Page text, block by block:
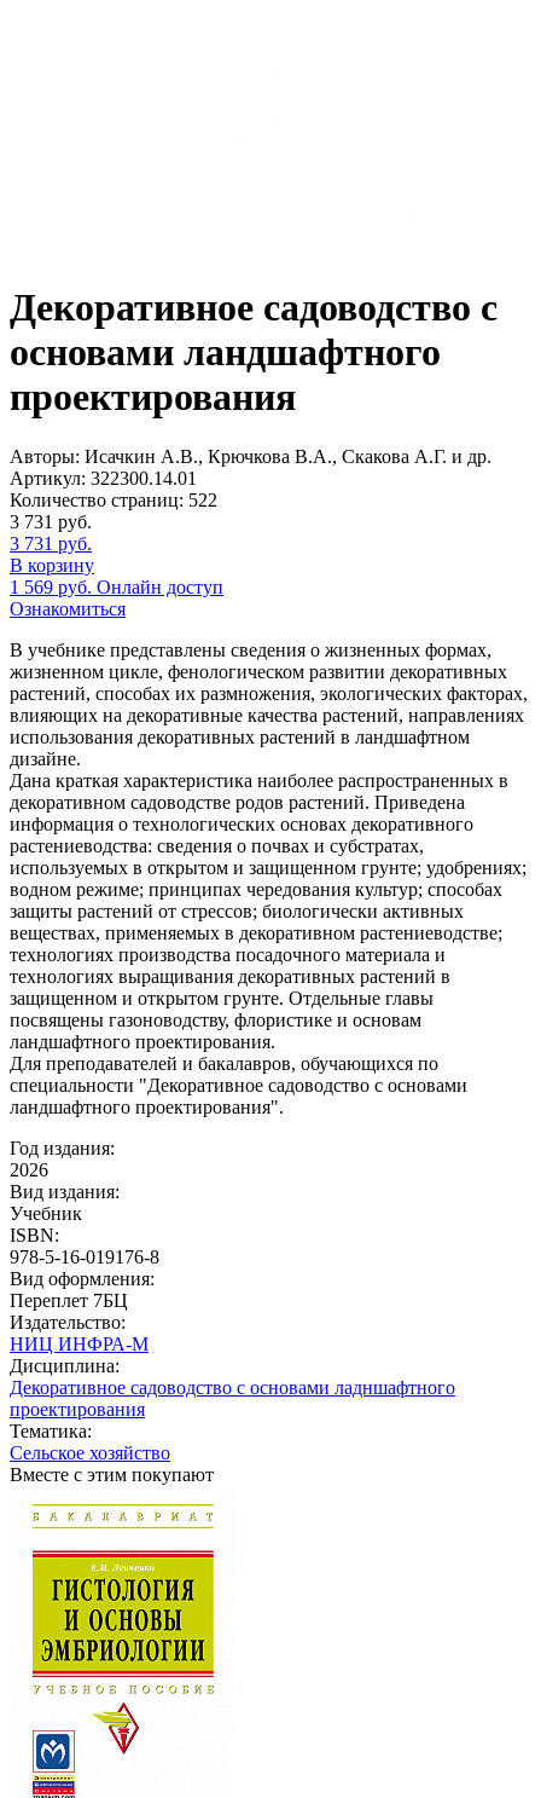
Декоративное садоводство с
основами ландшафтного
проектирования
Авторы: Исачкин А.В., Крючкова В.А., Скакова А.Г. и др.
Артикул: 322300.14.01
Количество страниц: 522
3 731 руб.
3 731 руб.
В корзину
1 569 руб. Онлайн доступ
Ознакомиться
В учебнике представлены сведения о жизненных формах,
жизненном цикле, фенологическом развитии декоративных
растений, способах их размножения, экологических факторах,
влияющих на декоративные качества растений, направлениях
использования декоративных растений в ландшафтном
дизайне.
Дана краткая характеристика наиболее распространенных в
декоративном садоводстве родов растений. Приведена
информация о технологических основах декоративного
растениеводства: сведения о почвах и субстратах,
используемых в открытом и защищенном грунте; удобрениях;
водном режиме; принципах чередования культур; способах
защиты растений от стрессов; биологически активных
веществах, применяемых в декоративном растениеводстве;
технологиях производства посадочного материала и
технологиях выращивания декоративных растений в
защищенном и открытом грунте. Отдельные главы
посвящены газоноводству, флористике и основам
ландшафтного проектирования.
Для преподавателей и бакалавров, обучающихся по
специальности "Декоративное садоводство с основами
ландшафтного проектирования".
Год издания:
2026
Вид издания:
Учебник
ISBN:
978-5-16-019176-8
Вид оформления:
Переплет 7БЦ
Издательство:
НИЦ ИНФРА-М
Дисциплина:
Декоративное садоводство с основами ладншафтного
проектирования
Тематика:
Сельское хозяйство
Вместе с этим покупают